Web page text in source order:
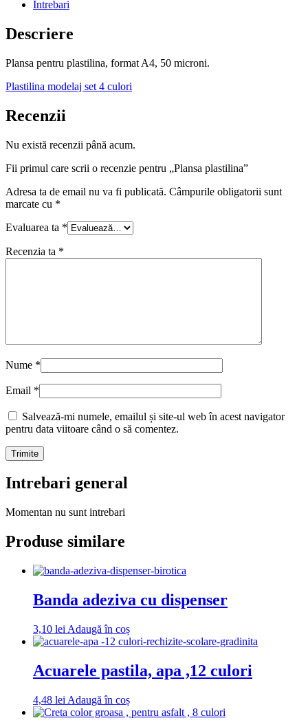
Intrebari
Descriere
Plansa pentru plastilina, format A4, 50 microni.
Plastilina modelaj set 4 culori
Recenzii
Nu există recenzii până acum.
Fii primul care scrii o recenzie pentru „Plansa plastilina”
Adresa ta de email nu va fi publicată. Câmpurile obligatorii sunt
marcate cu *
Evaluarea ta *
Recenzia ta *
Nume *
Email *
Salvează-mi numele, emailul și site-ul web în acest navigator
pentru data viitoare când o să comentez.
Intrebari general
Momentan nu sunt intrebari
Produse similare
Banda adeziva cu dispenser
3,10 lei Adaugă în coș
Acuarele pastila, apa ,12 culori
4,48 lei Adaugă în coș